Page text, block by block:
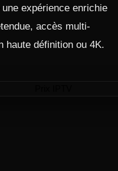
expérience enrichie
accès multi-
haute définition ou 4K.